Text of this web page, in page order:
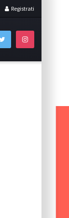
Registrati